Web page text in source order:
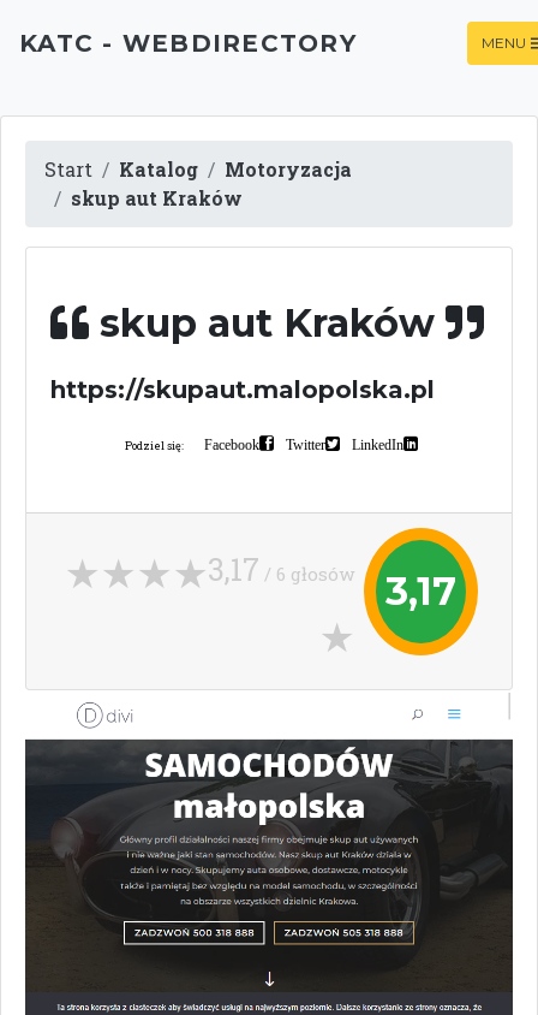
KATC - WEBDIRECTORY MENU
Start Katalog
Motoryzacja
skup aut Kraków
skup aut Kraków
https://skupaut.malopolska.pl
Podziel się: Facebook Twitter LinkedIn
3,17
3,17 / 6 głosów